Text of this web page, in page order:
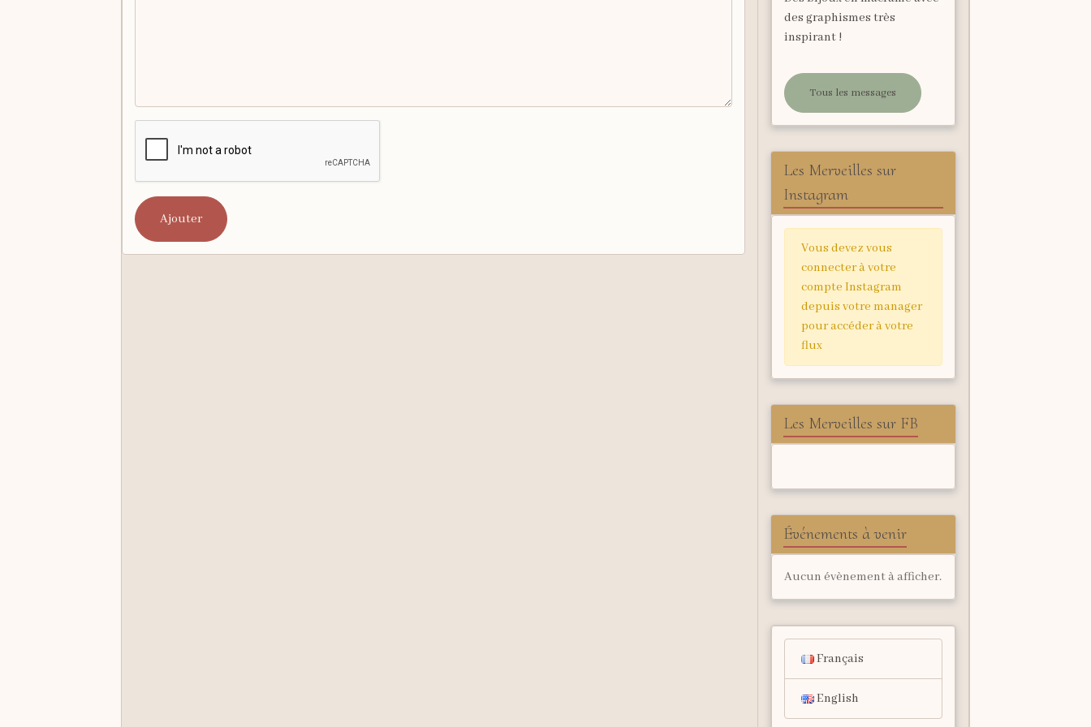
Ajouter
des graphismes très
inspirant !
Tous les messages
Les Merveilles sur
Instagram
Vous devez vous
connecter à votre
compte Instagram
depuis votre manager
pour accéder à votre
flux
Les Merveilles sur FB
Événements à venir
Aucun évènement à afficher.
Français
English